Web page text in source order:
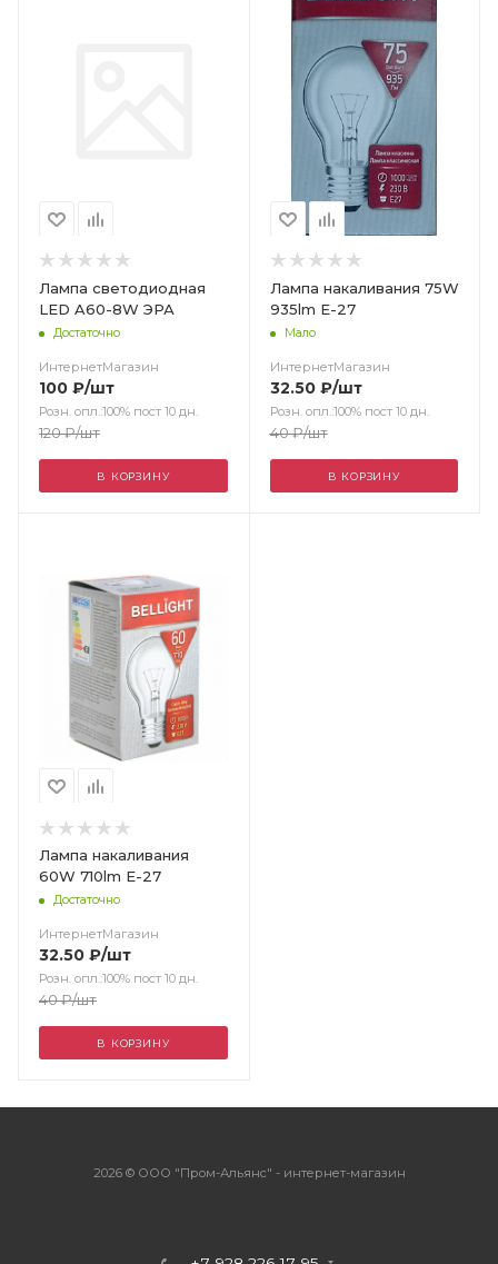
Лампа светодиодная
LED A60-8W ЭРА
Достаточно
ИнтернетМагазин
100 ₽/шт
Розн. опл.:100% пост 10 дн.
120₽/шт
В КОРЗИНУ
Лампа накаливания 75W
935lm Е-27
Мало
ИнтернетМагазин
32.50₽/шт
Розн. опл.:100% пост 10 дн.
40₽/шт
В КОРЗИНУ
Лампа накаливания
60W 710lm E-27
Достаточно
ИнтернетМагазин
32.50 ₽/шт
Розн. опл.:100% пост 10 дн.
40₽/шт
В КОРЗИНУ
2026 © ООО "Пром-Альянс" - интернет-магазин